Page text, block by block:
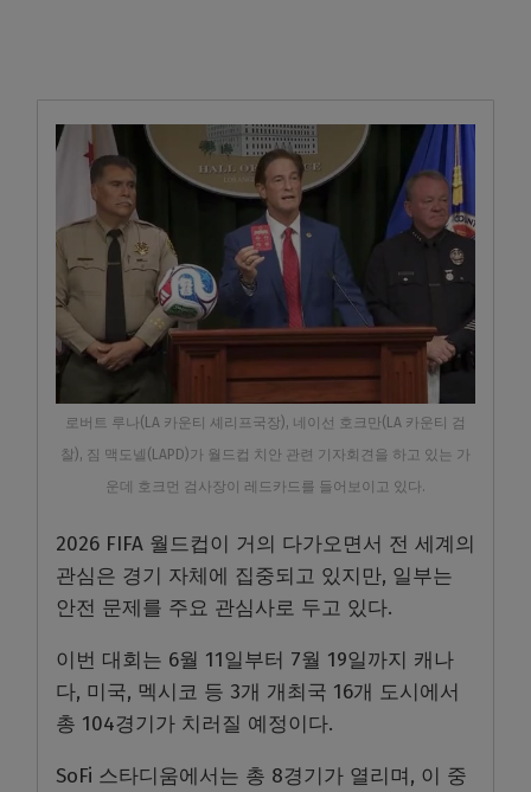
로버트 루나(LA 카운티 셰리프국장), 네이선 호크만(LA 카운티 검
찰), 짐 맥도넬(LAPD)가 월드컵 치안 관련 기자회견을 하고 있는 가
운데 호크먼 검사장이 레드카드를 들어보이고 있다.
2026 FIFA 월드컵이 거의 다가오면서 전 세계의
관심은 경기 자체에 집중되고 있지만, 일부는
안전 문제를 주요 관심사로 두고 있다.
이번 대회는 6월 11일부터 7월 19일까지 캐나
다, 미국, 멕시코 등 3개 개최국 16개 도시에서
총 104경기가 치러질 예정이다.
SoFi 스타디움에서는 총 8경기가 열리며, 이 중